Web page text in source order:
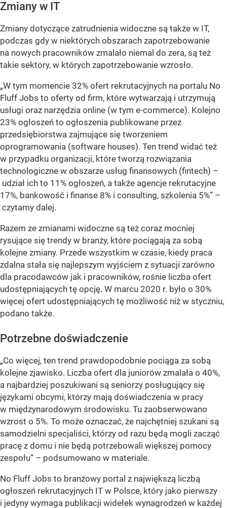
Zmiany w IT
Zmiany dotyczące zatrudnienia widoczne są także w IT,
podczas gdy w niektórych obszarach zapotrzebowanie
na nowych pracowników zmalało niemal do zera, są też
takie sektory, w których zapotrzebowanie wzrosło.
„W tym momencie 32% ofert rekrutacyjnych na portalu No
Fluff Jobs to oferty od firm, które wytwarzają i utrzymują
usługi oraz narzędzia online (w tym e-commerce). Kolejno
23% ogłoszeń to ogłoszenia publikowane przez
przedsiębiorstwa zajmujące się tworzeniem
oprogramowania (software houses). Ten trend widać też
w przypadku organizacji, które tworzą rozwiązania
technologiczne w obszarze usług finansowych (fintech) –
udział ich to 11% ogłoszeń, a także agencje rekrutacyjne
17%, bankowość i finanse 8% i consulting, szkolenia 5%” –
czytamy dalej.
Razem ze zmianami widoczne są też coraz mocniej
rysujące się trendy w branży, które pociągają za sobą
kolejne zmiany. Przede wszystkim w czasie, kiedy praca
zdalna stała się najlepszym wyjściem z sytuacji zarówno
dla pracodawców jak i pracowników, rośnie liczba ofert
udostępniających tę opcję. W marcu 2020 r. było o 30%
więcej ofert udostępniających tę możliwość niż w styczniu,
podano także.
Potrzebne doświadczenie
„Co więcej, ten trend prawdopodobnie pociąga za sobą
kolejne zjawisko. Liczba ofert dla juniorów zmalała o 40%,
a najbardziej poszukiwani są seniorzy posługujący się
językami obcymi, którzy mają doświadczenia w pracy
w międzynarodowym środowisku. Tu zaobserwowano
wzrost o 5%. To może oznaczać, że najchętniej szukani są
samodzielni specjaliści, którzy od razu będą mogli zacząć
pracę z domu i nie będą potrzebowali większej pomocy
zespołu” – podsumowano w materiale.
No Fluff Jobs to branżowy portal z największą liczbą
ogłoszeń rekrutacyjnych IT w Polsce, który jako pierwszy
i jedyny wymaga publikacji widełek wynagrodzeń w każdej